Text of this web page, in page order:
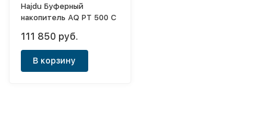
Hajdu Буферный
накопитель AQ PT 500 C
111 850 руб.
В корзину